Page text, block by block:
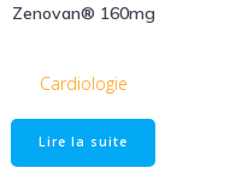
Zenovan® 160mg
Cardiologie
Lire la suite